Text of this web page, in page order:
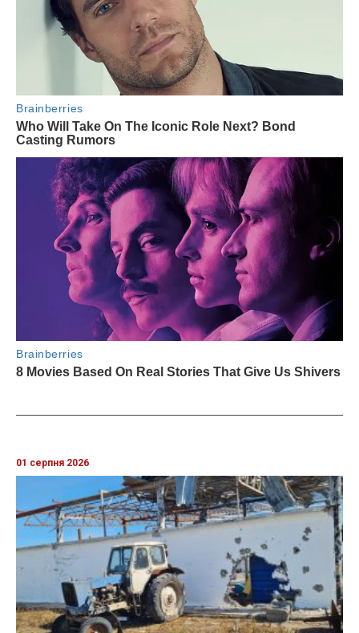
01 серпня 2026